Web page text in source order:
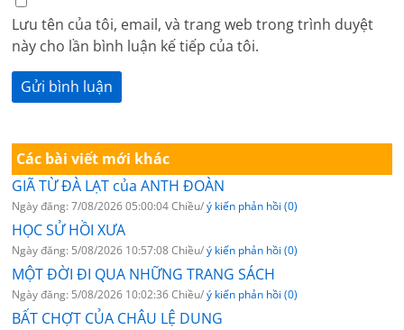
Lưu tên của tôi, email, và trang web trong trình duyệt
này cho lần bình luận kế tiếp của tôi.
Các bài viết mới khác
GIÃ TỪ ĐÀ LẠT của ANTH ĐOÀN
Ngày đăng: 7/08/2026 05:00:04 Chiều/ý kiến phản hồi (0)
HỌC SỬ HỒI XƯA
Ngày đăng: 5/08/2026 10:57:08 Chiều/ý kiến phản hồi (0)
MỘT ĐỜI ĐI QUA NHỮNG TRANG SÁCH
Ngày đăng: 5/08/2026 10:02:36 Chiều/ý kiến phản hồi (0)
BẤT CHỢT CỦA CHÂU LỆ DUNG